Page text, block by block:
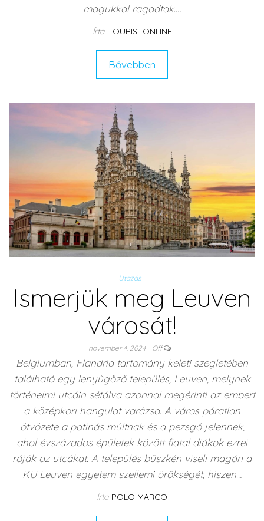
magukkal ragadtak.…
Írta TOURISTONLINE
Bővebben
Utazás
Ismerjük meg Leuven
városát!
november 4, 2024 Off
Belgiumban, Flandria tartomány keleti szegletében
található egy lenyűgöző település, Leuven, melynek
történelmi utcáin sétálva azonnal megérinti az embert
a középkori hangulat varázsa. A város páratlan
ötvözete a patinás múltnak és a pezsgő jelennek,
ahol évszázados épületek között fiatal diákok ezrei
róják az utcákat. A település büszkén viseli magán a
KU Leuven egyetem szellemi örökségét, hiszen…
Írta POLO MARCO